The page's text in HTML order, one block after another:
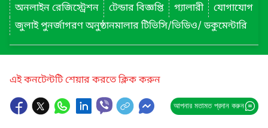
অনলাইন রেজিস্ট্রেশন
টেন্ডার বিজ্ঞপ্তি গ্যালারী
যোগাযোগ
জুলাই পুনর্জাগরণ অনুষ্ঠানমালার টিভিসি/ভিডিও/ ডকুমেন্টারি
এই কনটেন্টটি শেয়ার করতে ক্লিক করুন
আপনার মতামত প্রদান করুন